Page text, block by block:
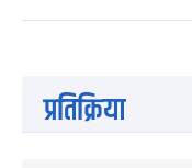
प्रतिक्रिया